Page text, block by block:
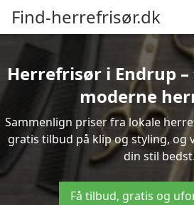
Find-herrefrisør.dk
Herrefrisør i Endrup
moderne
Sammenlign priser fra lokale
gratis tilbud på klip og styling, og
din stil bedst.
Få tilbud, gratis og